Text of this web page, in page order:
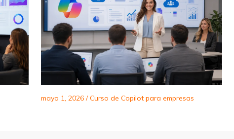
mayo 1, 2026 /Curso de Copilot para empresas